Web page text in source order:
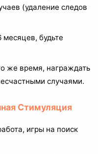
(удаление следов
будьте
же время, награждать
случаями.
Стимуляция
игры на поиск